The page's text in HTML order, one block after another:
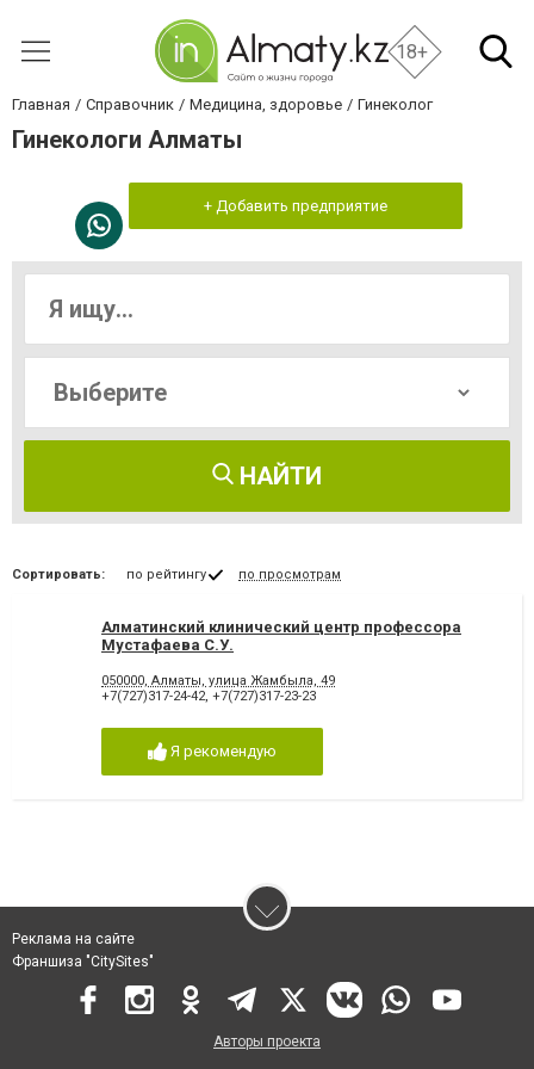
18+
Главная Справочник Медицина, здоровье Гинеколог
Гинекологи Алматы
+ Добавить предприятие
НАЙТИ
Сортировать: по рейтингу по просмотрам
Алматинский клинический центр профессора
Мустафаева С.У.
050000, Алматы, улица Жамбыла, 49
+7(727)317-24-42, +7(727)317-23-23
Я рекомендую
Реклама на сайте
Франшиза "CitySites"
Авторы проекта